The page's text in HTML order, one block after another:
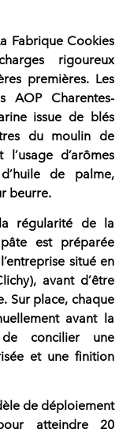
Fabrique Cookies
rigoureux
premières. Les
AOP Charentes-
issue de blés
du moulin de
d’arômes
de palme,
beurre.
régularité de la
est préparée
situé en
avant d’être
Sur place, chaque
avant la
concilier une
et une finition
de déploiement
atteindre 20